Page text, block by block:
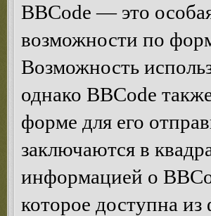
BBCode — это
возможности по
Возможность
однако BBCode
форме для его
заключаются в
информацией о
которое доступна